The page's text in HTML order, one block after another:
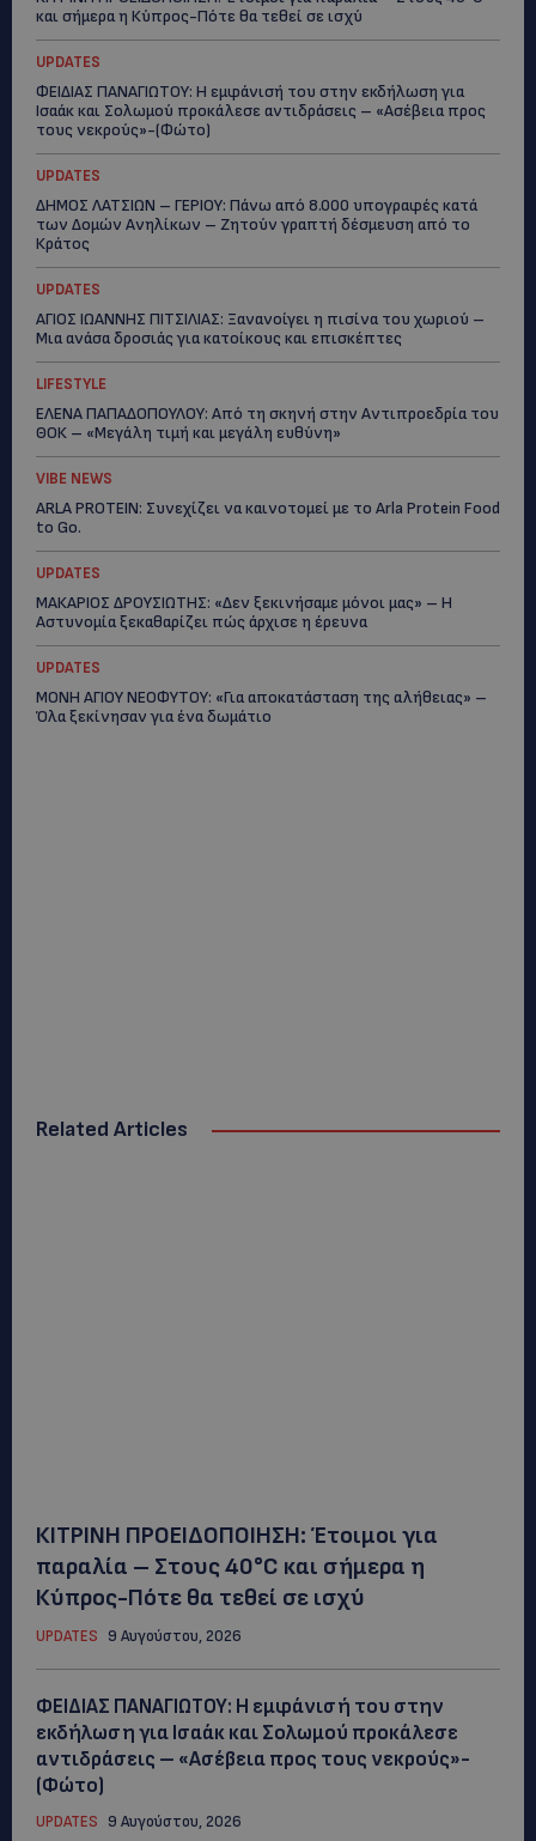
και σήμερα η Κύπρος-Πότε θα τεθεί σε ισχύ
UPDATES
ΦΕΙΔΙΑΣ ΠΑΝΑΓΙΩΤΟΥ: Η εμφάνισή του στην εκδήλωση για
Ισαάκ και Σολωμού προκάλεσε αντιδράσεις – «Ασέβεια προς
τους νεκρούς»-(Φώτο)
UPDATES
ΔΗΜΟΣ ΛΑΤΣΙΩΝ – ΓΕΡΙΟΥ: Πάνω από 8.000 υπογραφές κατά
των Δομών Ανηλίκων – Ζητούν γραπτή δέσμευση από το
Κράτος
UPDATES
ΑΓΙΟΣ ΙΩΑΝΝΗΣ ΠΙΤΣΙΛΙΑΣ: Ξανανοίγει η πισίνα του χωριού –
Μια ανάσα δροσιάς για κατοίκους και επισκέπτες
LIFESTYLE
ΕΛΕΝΑ ΠΑΠΑΔΟΠΟΥΛΟΥ: Από τη σκηνή στην Αντιπροεδρία του
ΘΟΚ – «Μεγάλη τιμή και μεγάλη ευθύνη»
VIBE NEWS
ARLA PROTEIN: Συνεχίζει να καινοτομεί με το Arla Protein Food
to Go.
UPDATES
ΜΑΚΑΡΙΟΣ ΔΡΟΥΣΙΩΤΗΣ: «Δεν ξεκινήσαμε μόνοι μας» – Η
Αστυνομία ξεκαθαρίζει πώς άρχισε η έρευνα
UPDATES
ΜΟΝΗ ΑΓΙΟΥ ΝΕΟΦΥΤΟΥ: «Για αποκατάσταση της αλήθειας» –
Όλα ξεκίνησαν για ένα δωμάτιο
Related Articles
ΚΙΤΡΙΝΗ ΠΡΟΕΙΔΟΠΟΙΗΣΗ: Έτοιμοι για
παραλία – Στους 40°C και σήμερα η
Κύπρος-Πότε θα τεθεί σε ισχύ
UPDATES 9 Αυγούστου, 2026
ΦΕΙΔΙΑΣ ΠΑΝΑΓΙΩΤΟΥ: Η εμφάνισή του στην
εκδήλωση για Ισαάκ και Σολωμού προκάλεσε
αντιδράσεις – «Ασέβεια προς τους νεκρούς»-
(Φώτο)
UPDATES 9 Αυγούστου, 2026